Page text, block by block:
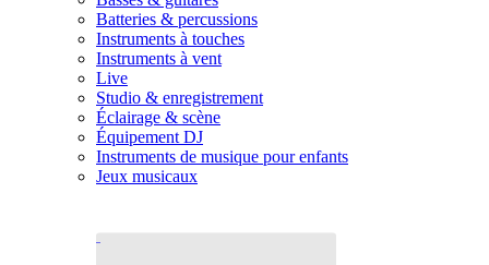
Batteries & percussions
Instruments à touches
Instruments à vent
Live
Studio & enregistrement
Éclairage & scène
Équipement DJ
Instruments de musique pour enfants
Jeux musicaux